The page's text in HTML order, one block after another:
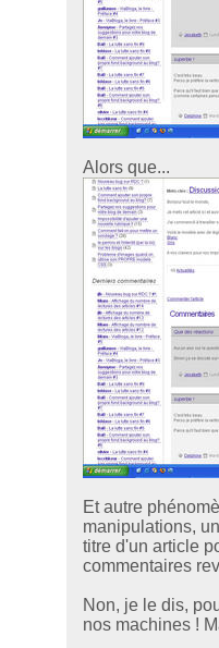
Alors que...
Et autre
manipulations,
titre d'un article
commentaires
Non, je le dis,
nos machines !